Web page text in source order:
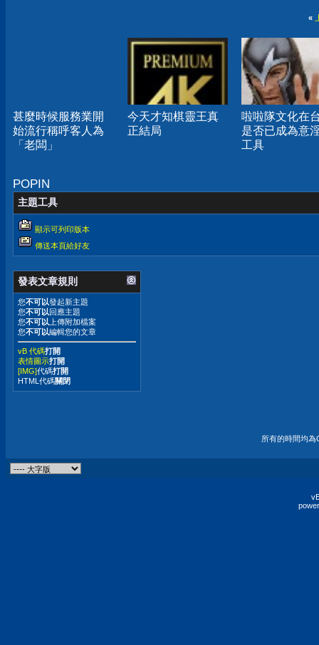
«
甚麼時候服務業開
始流行稱呼客人為
「老闆」
今天才知棋靈王真
正結局
啦啦隊文化在
是否已成為意
工具
POPIN
主題工具
顯示可列印版本
傳送本頁給好友
發表文章規則
您不可以發起新主題
您不可以回應主題
您不可以 上傳附加檔案
您不可以編輯您的文章
vB 代碼打開
表情圖示打開
[IMG]代碼打開
HTML代碼關閉
所有的時間均為